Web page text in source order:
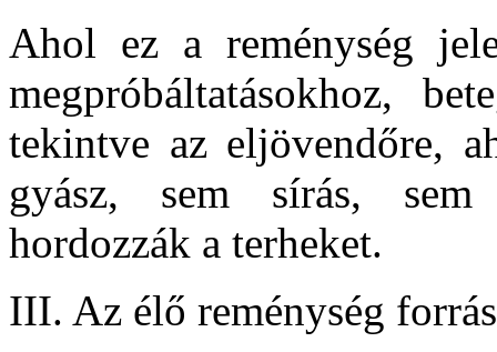
Ahol ez a reménység
megpróbáltatásokhoz,
tekintve az eljövendőre,
gyász, sem sírás, sem
hordozzák a terheket.
III. Az élő reménység